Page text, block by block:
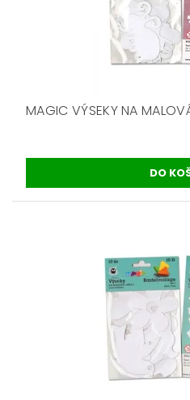
MAGIC VÝSEKY NA